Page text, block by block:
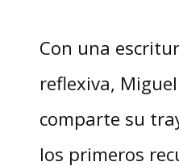
Con una
reflexiva,
comparte su
los primeros